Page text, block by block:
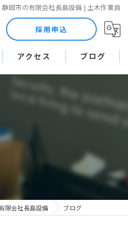
岡市の有限会社長島設備 | 土木作業員
採用申込
アクセス ブログ
限会社長島設備 ブログ